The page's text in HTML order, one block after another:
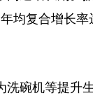
均复合增长率
机等提升生